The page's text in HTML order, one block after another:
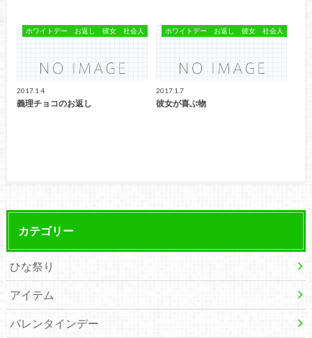
ホワイトデー お返し 彼女 社会人
2017.1.4
義理チョコのお返し
ホワイトデー お返し 彼女 社会人
2017.1.7
彼女が喜ぶ物
カテゴリー
ひな祭り
アイテム
バレンタインデー